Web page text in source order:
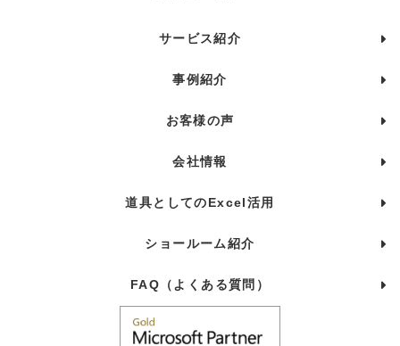
サービス紹介
事例紹介
お客様の声
会社情報
道具としてのExcel活用
ショールーム紹介
FAQ（よくある質問）